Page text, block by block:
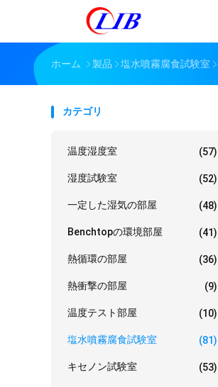
ホーム 製品 塩水噴霧腐食試験室
カテゴリ
温度湿度室 (57)
湿度試験室 (52)
一定した湿気の部屋 (48)
Benchtopの環境部屋 (41)
熱循環の部屋 (36)
熱衝撃の部屋 (9)
温度テスト部屋 (10)
塩水噴霧腐食試験室 (81)
キセノン試験室 (53)